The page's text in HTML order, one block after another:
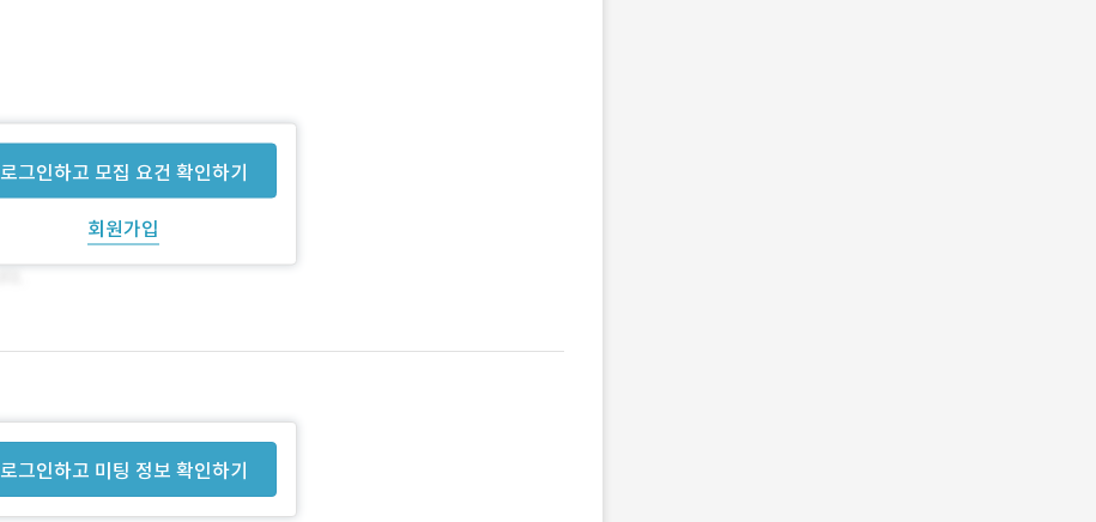
로그인하고 모집 요건 확인하기
회원가입
로그인하고 미팅 정보 확인하기